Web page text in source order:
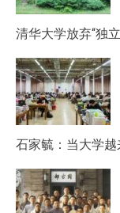
清华大学放弃“独
石家毓：当大学越